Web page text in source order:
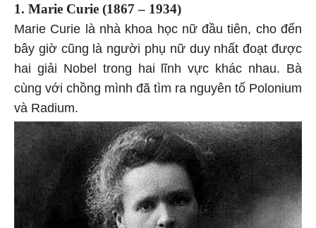
1. Marie Curie (1867 – 1934)
Marie Curie là nhà khoa học nữ đầu tiên, cho đến
bây giờ cũng là người phụ nữ duy nhất đoạt được
hai giải Nobel trong hai lĩnh vực khác nhau. Bà
cùng với chồng mình đã tìm ra nguyên tố Polonium
và Radium.